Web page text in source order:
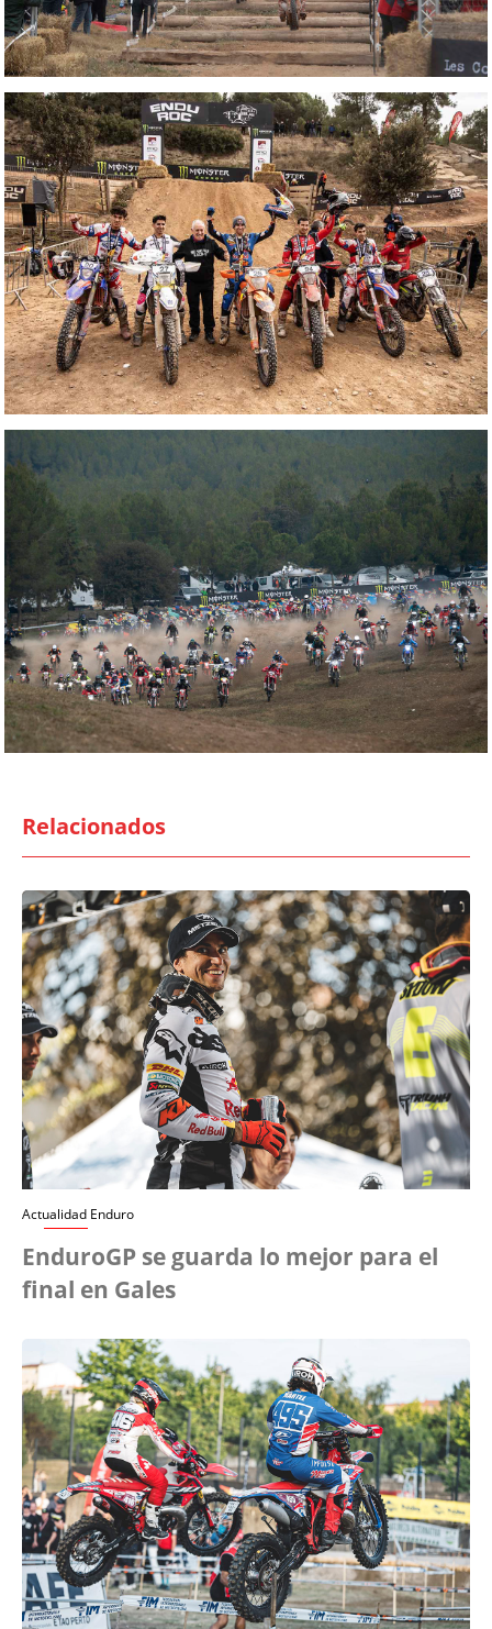
Relacionados
Actualidad Enduro
EnduroGP se guarda lo mejor para el
final en Gales